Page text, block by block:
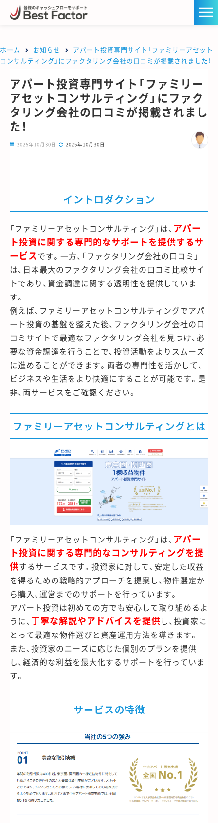
ホーム お知らせ
アパート投資専門サイト「ファミリーアセット
コンサルティング」にファクタリング会社の口コミが掲載されました！
アパート投資専門サイト「ファミリー
アセットコンサルティング」にファク
タリング会社の口コミが掲載されまし
た！
2025年10月30日 2025年10月30日
イントロダクション
「ファミリーアセットコンサルティング」は、 アパー
ト投資に関する専門的なサポートを提供するサ
ービスです。一方、「ファクタリング会社の口コミ」
は、日本最大のファクタリング会社の口コミ比較サイ
トであり、資金調達に関する透明性を提供していま
す。
例えば、ファミリーアセットコンサルティングでアパ
ート投資の基盤を整えた後、ファクタリング会社の口
コミサイトで最適なファクタリング会社を見つけ、必
要な資金調達を行うことで、投資活動をよりスムーズ
に進めることができます。両者の専門性を活かして、
ビジネスや生活をより快適にすることが可能です。是
非、両サービスをご確認ください。
ファミリーアセットコンサルティングとは
「ファミリーアセットコンサルティング」は、 アパー
ト投資に関する専門的なコンサルティングを提
供するサービスです。投資家に対して、安定した収益
を得るための戦略的アプローチを提案し、物件選定か
ら購入、運営までのサポートを行っています。
アパート投資は初めての方でも安心して取り組めるよ
うに、 丁寧な解説やアドバイスを提供し、投資家に
とって最適な物件選びと資産運用方法を導きます。
また、投資家のニーズに応じた個別のプランを提供
し、経済的な利益を最大化するサポートを行っていま
す。
サービスの特徴